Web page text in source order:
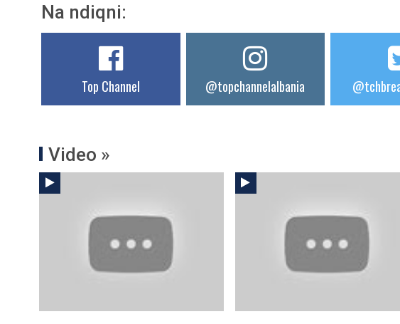
Na ndiqni:
Top Channel @topchannelalbania
Video »